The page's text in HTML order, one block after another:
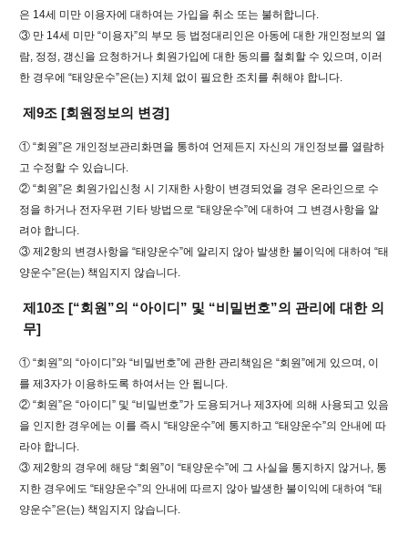
은 14세 미만 이용자에 대하여는 가입을 취소 또는 불허합니다.
③ 만 14세 미만 “이용자”의 부모 등 법정대리인은 아동에 대한 개인정보의 열
람, 정정, 갱신을 요청하거나 회원가입에 대한 동의를 철회할 수 있으며, 이러
한 경우에 “태양운수”은(는) 지체 없이 필요한 조치를 취해야 합니다.
제9조 [회원정보의 변경]
① “회원”은 개인정보관리화면을 통하여 언제든지 자신의 개인정보를 열람하
고 수정할 수 있습니다.
② “회원”은 회원가입신청 시 기재한 사항이 변경되었을 경우 온라인으로 수
정을 하거나 전자우편 기타 방법으로 “태양운수”에 대하여 그 변경사항을 알
려야 합니다.
③ 제2항의 변경사항을 “태양운수”에 알리지 않아 발생한 불이익에 대하여 “태
양운수”은(는) 책임지지 않습니다.
제10조 [“회원”의 “아이디” 및 “비밀번호”의 관리에 대한 의
무]
① “회원”의 “아이디”와 “비밀번호”에 관한 관리책임은 “회원”에게 있으며, 이
를 제3자가 이용하도록 하여서는 안 됩니다.
② “회원”은 “아이디” 및 “비밀번호”가 도용되거나 제3자에 의해 사용되고 있음
을 인지한 경우에는 이를 즉시 “태양운수”에 통지하고 “태양운수”의 안내에 따
라야 합니다.
③ 제2항의 경우에 해당 “회원”이 “태양운수”에 그 사실을 통지하지 않거나, 통
지한 경우에도 “태양운수”의 안내에 따르지 않아 발생한 불이익에 대하여 “태
양운수”은(는) 책임지지 않습니다.